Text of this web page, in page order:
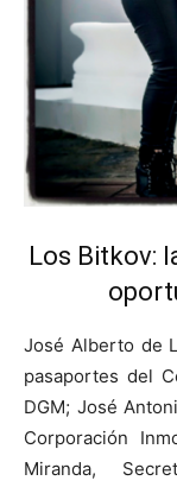
Los Bitkov:
José Alberto de
pasaportes del
DGM; José
Corporación
Miranda,